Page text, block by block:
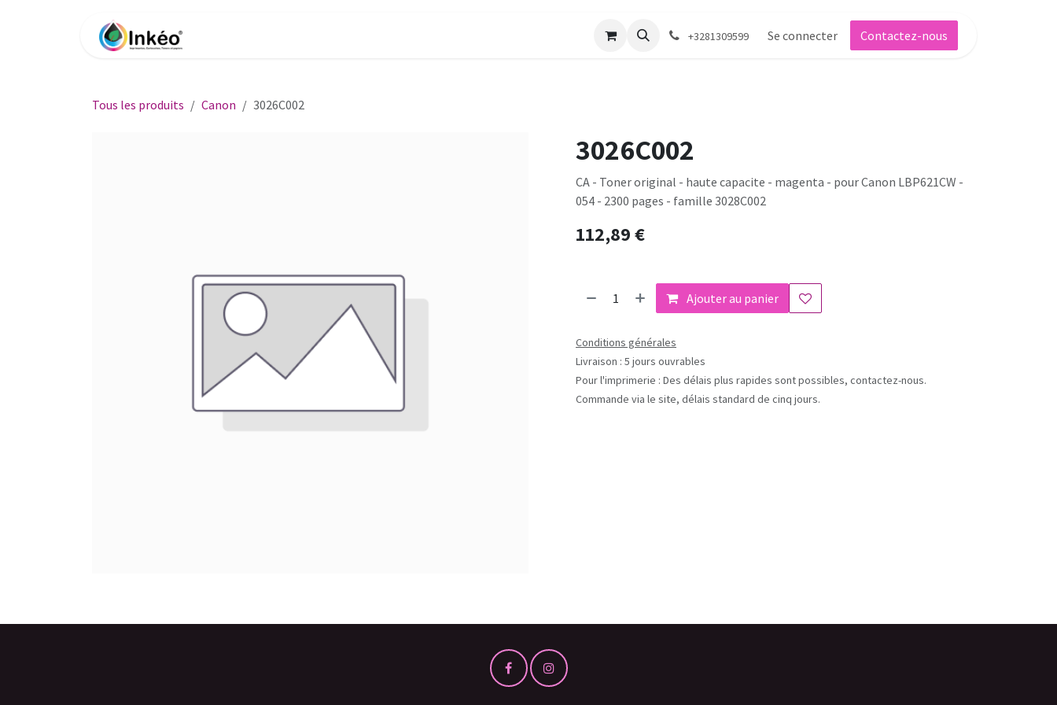
+3281309599 Se connecter Contactez-nous
Tous les produits Canon 3026C002
3026C002
CA - Toner original - haute capacite - magenta - pour Canon LBP621CW -
054 - 2300 pages - famille 3028C002
112,89€
Ajouter au panier
Conditions générales
Livraison : 5 jours ouvrables
Pour l'imprimerie : Des délais plus rapides sont possibles, contactez-nous.
Commande via le site, délais standard de cinq jours.